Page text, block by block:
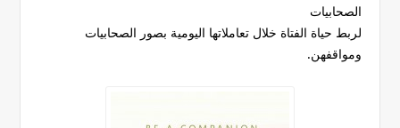
الصحابيات
لربط حياة الفتاة خلال تعاملاتها اليومية بصور الصحابيات
ومواقفهن.